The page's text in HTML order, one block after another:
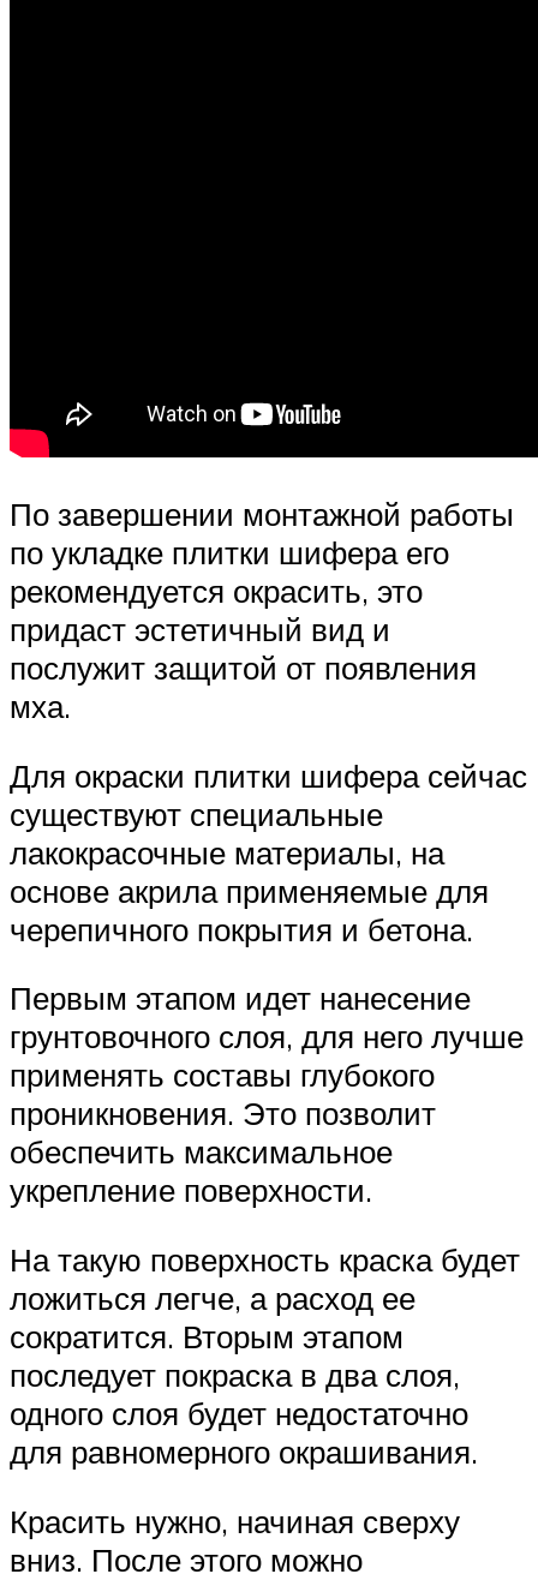
По завершении монтажной работы
по укладке плитки шифера его
рекомендуется окрасить, это
придаст эстетичный вид и
послужит защитой от появления
мха.
Для окраски плитки шифера сейчас
существуют специальные
лакокрасочные материалы, на
основе акрила применяемые для
черепичного покрытия и бетона.
Первым этапом идет нанесение
грунтовочного слоя, для него лучше
применять составы глубокого
проникновения. Это позволит
обеспечить максимальное
укрепление поверхности.
На такую поверхность краска будет
ложиться легче, а расход ее
сократится. Вторым этапом
последует покраска в два слоя,
одного слоя будет недостаточно
для равномерного окрашивания.
Красить нужно, начиная сверху
вниз. После этого можно